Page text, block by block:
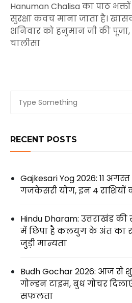
Hanuman Chalisa का पाठ
सुरक्षा कवच माना जाता है।
शनिवार को हनुमान जी की
चालीसा
RECENT POSTS
Gajkesari Yog 2026: 11
गजकेसरी योग, इन 4
Hindu Dharam: उत्तराखंड
में छिपा है कलयुग के अंत का
जुड़ी मान्यता
Budh Gochar 2026: आज से
गोल्डन टाइम, बुध गोचर
सफलता